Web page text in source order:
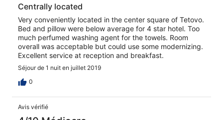
Centrally located
Very conveniently located in the center square of Tetovo.
Bed and pillow were below average for 4 star hotel. Too
much perfumed washing agent for the towels. Room
overall was acceptable but could use some modernizing.
Excellent service at reception and breakfast.
Séjour de 1 nuit en juillet 2019
0
Avis vérifié